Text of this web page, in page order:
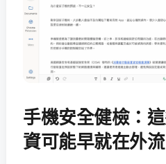
手機安全健檢：
資可能早就在外流